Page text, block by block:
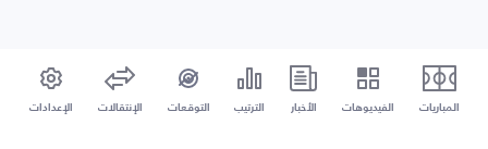
المباريات الفيديوهات الأخبار الترتيب التوقعات الإنتقالات الإعدادات